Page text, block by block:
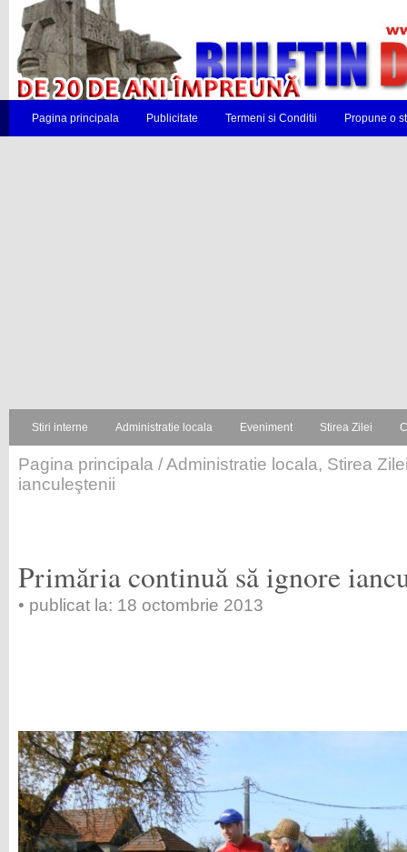
Pagina principala Publicitate Termeni si Conditii Propune o
Stiri interne Administratie locala Eveniment Stirea Zilei
Pagina principala /Administratie locala, Stirea
ianculeştenii
Primăria continuă să ignore
• publicat la: 18 octombrie 2013